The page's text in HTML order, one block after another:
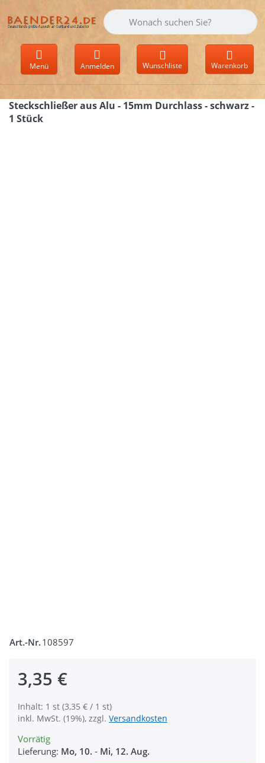
Geben Sie einen Suchbegriff ein.
Menü Anmelden Wunschliste Warenkorb
Steckschließer aus Alu - 15mm Durchlass - schwarz -
1 Stück
Art.-Nr. 108597
3,35 €
Inhalt: 1 st (3,35 € / 1 st)
inkl. MwSt. (19%), zzgl. Versandkosten
Vorrätig
Lieferung: Mo, 10. - Mi, 12. Aug.